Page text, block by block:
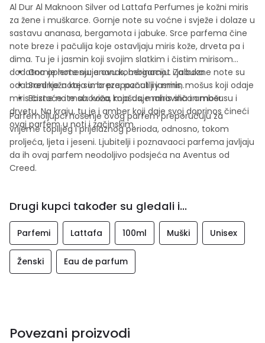
Al Dur Al Maknoon Silver od Lattafa Perfumes je kožni miris
za žene i muškarce. Gornje note su voćne i svježe i dolaze u
sastavu ananasa, bergamota i jabuke. Srce parfema čine
note breze i pačulija koje ostavljaju miris kože, drveta pa i
dima. Tu je i jasmin koji svojim slatkim i čistim mirisom
dodatno oplemenjuje ovu kombinaciju. Za bazne note su
odabrani koža koja ima prepoznatljiv miris, mošus koji odaje
miris čistoće i mahovina koja daje miris sličan mošusu i
drvetu. Na kraju, tu je i amber koji daje svoj doprinos čineći
ovaj parfem u noti i začinskim.
Gornje note su: ananas, bergamot i jabuka.
Srednje note su: breza, pačuli i jasmin.
Bazne note su: koža, mošus, mahovina i amber.
Parfemoljupci nošenje ovog parfem preporučuju za
vrijeme toplijeg i prijelaznog perioda, odnosno, tokom
proljeća, ljeta i jeseni. Ljubitelji i poznavaoci parfema javljaju
da ih ovaj parfem neodoljivo podsjeća na Aventus od
Creed.
Drugi kupci također su gledali i...
Parfemi Lattafa 100ml Muški Unisex
Ženski Eau de parfum
Povezani proizvodi